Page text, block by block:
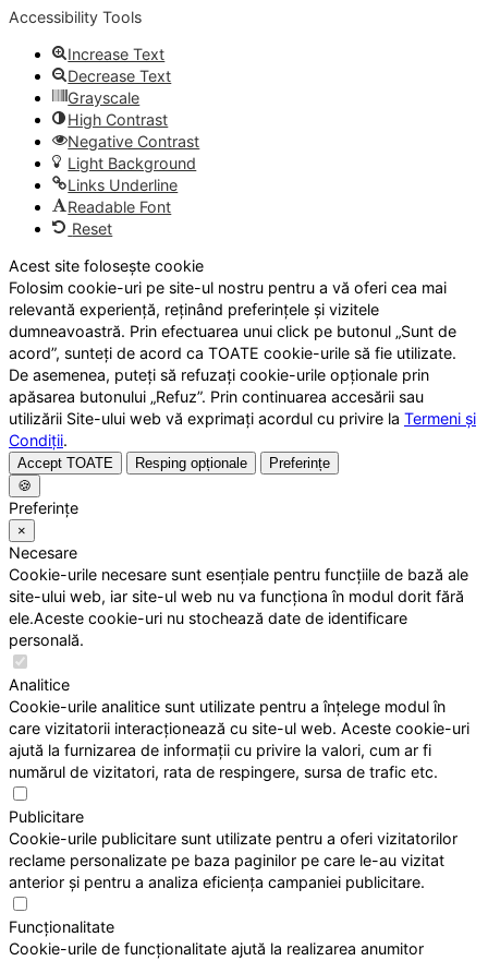
Accessibility Tools
Increase Text
Decrease Text
Grayscale
High Contrast
Negative Contrast
Light Background
Links Underline
Readable Font
Reset
Acest site folosește cookie
Folosim cookie-uri pe site-ul nostru pentru a vă oferi cea mai
relevantă experiență, reținând preferințele și vizitele
dumneavoastră. Prin efectuarea unui click pe butonul „Sunt de
acord”, sunteți de acord ca TOATE cookie-urile să fie utilizate.
De asemenea, puteți să refuzați cookie-urile opționale prin
apăsarea butonului „Refuz”. Prin continuarea accesării sau
utilizării Site-ului web vă exprimați acordul cu privire la Termeni și
Condiții.
Accept TOATE Resping opționale
Preferințe
🍪
Preferințe
×
Necesare
Cookie-urile necesare sunt esențiale pentru funcțiile de bază ale
site-ului web, iar site-ul web nu va funcționa în modul dorit fără
ele.Aceste cookie-uri nu stochează date de identificare
personală.
Analitice
Cookie-urile analitice sunt utilizate pentru a înțelege modul în
care vizitatorii interacționează cu site-ul web. Aceste cookie-uri
ajută la furnizarea de informații cu privire la valori, cum ar fi
numărul de vizitatori, rata de respingere, sursa de trafic etc.
Publicitare
Cookie-urile publicitare sunt utilizate pentru a oferi vizitatorilor
reclame personalizate pe baza paginilor pe care le-au vizitat
anterior și pentru a analiza eficiența campaniei publicitare.
Funcționalitate
Cookie-urile de funcționalitate ajută la realizarea anumitor